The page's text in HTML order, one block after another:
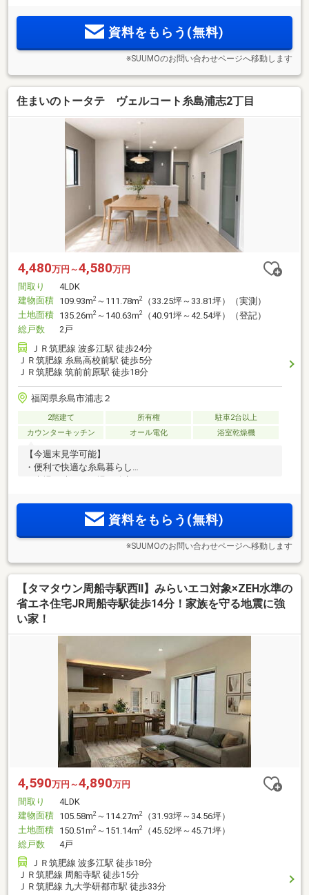
資料をもらう(無料)
※SUUMOのお問い合わせページへ移動します
住まいのトータテ ヴェルコート糸島浦志2丁目
4,480万円～4,580万円
間取り
4LDK
建物面積 109.93m2 ～111.78m2
（33.25坪～33.81坪）（実測）
土地面積 135.26m2 ～140.63m2
（40.91坪～42.54坪）（登記）
総戸数
2戸
ＪＲ筑肥線 波多江駅 徒歩24分
ＪＲ筑肥線 糸島高校前駅 徒歩5分
ＪＲ筑肥線 筑前前原駅 徒歩18分
福岡県糸島市浦志２
2階建て 所有権
駐車2台以上
カウンターキッチン
オール電化 浴室乾燥機
【今週末見学可能】
・便利で快適な糸島暮らし
・来場日時がその場で確定！
資料をもらう(無料)
※SUUMOのお問い合わせページへ移動します
【タマタウン周船寺駅西Ⅱ】みらいエコ対象×ZEH水準の
省エネ住宅JR周船寺駅徒歩14分！家族を守る地震に強
い家！
4,590万円～4,890万円
間取り
4LDK
建物面積 105.58m2 ～114.27m2
（31.93坪～34.56坪）
土地面積 150.51m2 ～151.14m2
（45.52坪～45.71坪）
総戸数
4戸
ＪＲ筑肥線 波多江駅 徒歩18分
ＪＲ筑肥線 周船寺駅 徒歩15分
ＪＲ筑肥線 九大学研都市駅 徒歩33分